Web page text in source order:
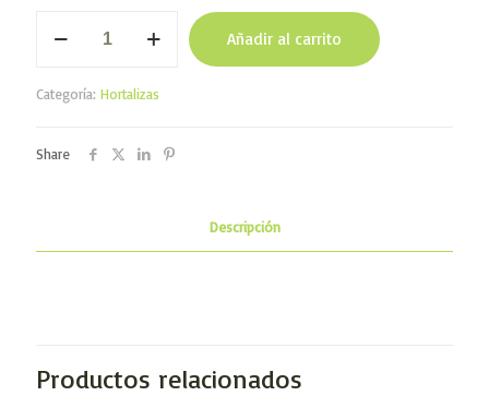
Crema
900g
Añadir al carrito
Categoría: Hortalizas
Share
Descripción
Productos relacionados